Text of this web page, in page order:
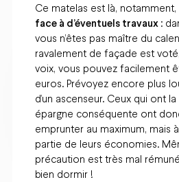
Ce matelas est là,
face à d’éventuels travaux :
vous n’êtes pas maître du
ravalement de façade est
voix, vous pouvez facilement
euros. Prévoyez encore plus
d’un ascenseur. Ceux qui ont
épargne conséquente ont
emprunter au maximum, mais
partie de leurs économies.
précaution est très mal
bien dormir !